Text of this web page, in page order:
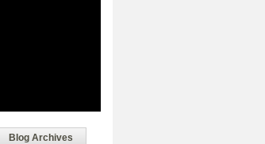
Blog Archives